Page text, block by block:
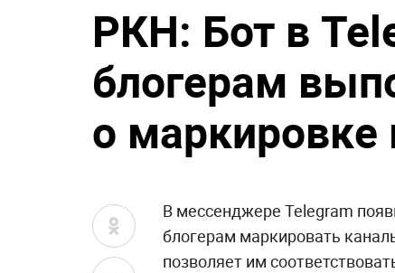
РКН: Бот в
блогерам
о маркировке
В мессенджере Telegram
блогерам маркировать
позволяет им